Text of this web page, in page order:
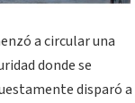
a circular una
donde se
disparó a